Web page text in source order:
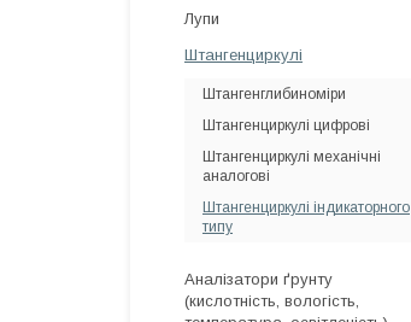
Лупи
Штангенциркулі
Штангенглибиноміри
Штангенциркулі цифрові
Штангенциркулі механічні
аналогові
Штангенциркулі індикаторного
типу
Аналізатори ґрунту
(кислотність, вологість,